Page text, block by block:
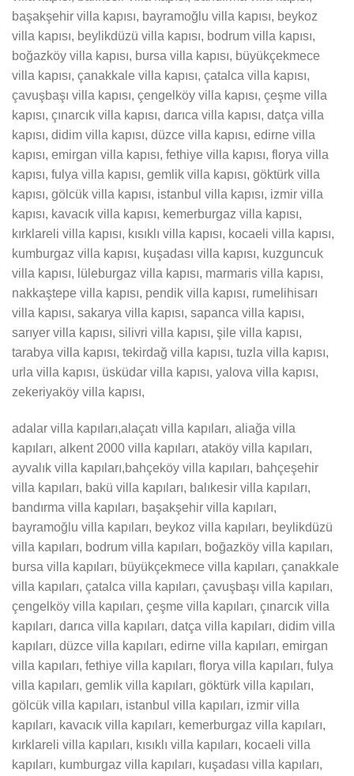
başakşehir villa kapısı, bayramoğlu villa kapısı, beykoz
villa kapısı, beylikdüzü villa kapısı, bodrum villa kapısı,
boğazköy villa kapısı, bursa villa kapısı, büyükçekmece
villa kapısı, çanakkale villa kapısı, çatalca villa kapısı,
çavuşbaşı villa kapısı, çengelköy villa kapısı, çeşme villa
kapısı, çınarcık villa kapısı, darıca villa kapısı, datça villa
kapısı, didim villa kapısı, düzce villa kapısı, edirne villa
kapısı, emirgan villa kapısı, fethiye villa kapısı, florya villa
kapısı, fulya villa kapısı, gemlik villa kapısı, göktürk villa
kapısı, gölcük villa kapısı, istanbul villa kapısı, izmir villa
kapısı, kavacık villa kapısı, kemerburgaz villa kapısı,
kırklareli villa kapısı, kısıklı villa kapısı, kocaeli villa kapısı,
kumburgaz villa kapısı, kuşadası villa kapısı, kuzguncuk
villa kapısı, lüleburgaz villa kapısı, marmaris villa kapısı,
nakkaştepe villa kapısı, pendik villa kapısı, rumelihisarı
villa kapısı, sakarya villa kapısı, sapanca villa kapısı,
sarıyer villa kapısı, silivri villa kapısı, şile villa kapısı,
tarabya villa kapısı, tekirdağ villa kapısı, tuzla villa kapısı,
urla villa kapısı, üsküdar villa kapısı, yalova villa kapısı,
zekeriyaköy villa kapısı,
adalar villa kapıları,alaçatı villa kapıları, aliağa villa
kapıları, alkent 2000 villa kapıları, ataköy villa kapıları,
ayvalık villa kapıları,bahçeköy villa kapıları, bahçeşehir
villa kapıları, bakü villa kapıları, balıkesir villa kapıları,
bandırma villa kapıları, başakşehir villa kapıları,
bayramoğlu villa kapıları, beykoz villa kapıları, beylikdüzü
villa kapıları, bodrum villa kapıları, boğazköy villa kapıları,
bursa villa kapıları, büyükçekmece villa kapıları, çanakkale
villa kapıları, çatalca villa kapıları, çavuşbaşı villa kapıları,
çengelköy villa kapıları, çeşme villa kapıları, çınarcık villa
kapıları, darıca villa kapıları, datça villa kapıları, didim villa
kapıları, düzce villa kapıları, edirne villa kapıları, emirgan
villa kapıları, fethiye villa kapıları, florya villa kapıları, fulya
villa kapıları, gemlik villa kapıları, göktürk villa kapıları,
gölcük villa kapıları, istanbul villa kapıları, izmir villa
kapıları, kavacık villa kapıları, kemerburgaz villa kapıları,
kırklareli villa kapıları, kısıklı villa kapıları, kocaeli villa
kapıları, kumburgaz villa kapıları, kuşadası villa kapıları,